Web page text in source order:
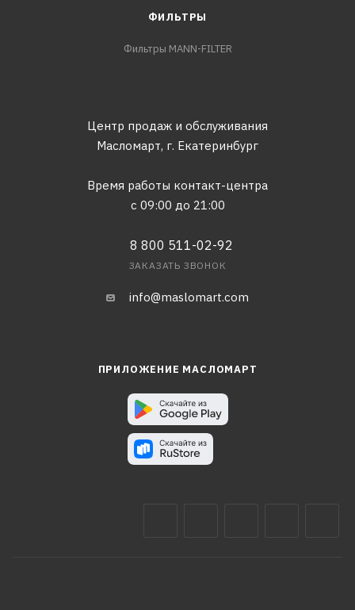
ФИЛЬТРЫ
Фильтры MANN-FILTER
Центр продаж и обслуживания
Масломарт, г. Екатеринбург
Время работы контакт-центра
с 09:00 до 21:00
8 800 511-02-92
ЗАКАЗАТЬ ЗВОНОК
info@maslomart.com
ПРИЛОЖЕНИЕ МАСЛОМАРТ